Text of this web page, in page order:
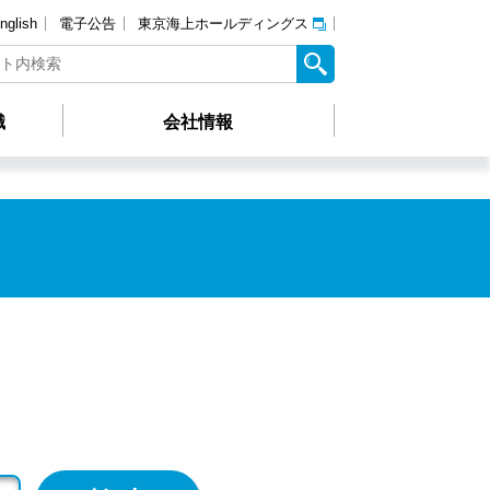
電子公告 東京海上ホールディングス
会社情報